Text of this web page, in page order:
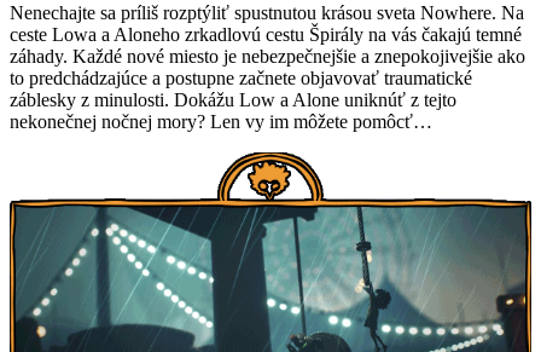
Nenechajte sa príliš rozptýliť spustnutou krásou sveta Nowhere. Na
ceste Lowa a Aloneho zrkadlovú cestu Špirály na vás čakajú temné
záhady. Každé nové miesto je nebezpečnejšie a znepokojivejšie ako
to predchádzajúce a postupne začnete objavovať traumatické
záblesky z minulosti. Dokážu Low a Alone uniknúť z tejto
nekonečnej nočnej mory? Len vy im môžete pomôcť…